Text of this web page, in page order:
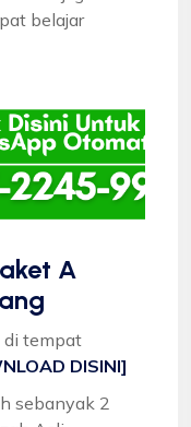
belajar
A
di tempat
DISINI]
sebanyak 2